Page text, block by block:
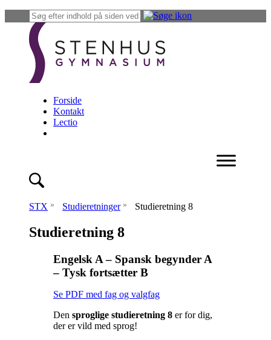
Forside
Kontakt
Lectio
STX » Studieretninger » Studieretning 8
Studieretning 8
Engelsk A – Spansk begynder A
– Tysk fortsætter B
Se PDF med fag og valgfag
Den sproglige studieretning 8 er for dig,
der er vild med sprog!